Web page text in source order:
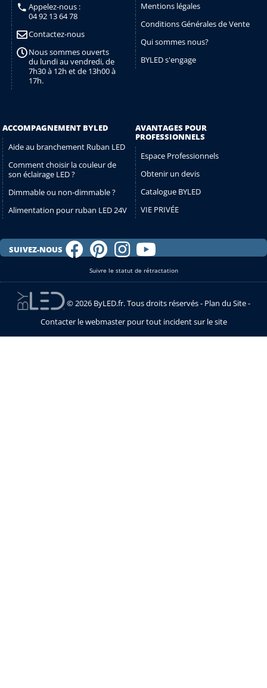
Appelez-nous :
04 92 13 64 78
Contactez-nous
Nous sommes ouverts
du lundi au vendredi, de
7h30 à 12h et de 13h00 à
17h.
Mentions légales
Conditions Générales de Vente
Qui sommes nous?
BYLED s'engage
ACCOMPAGNEMENT BYLED
Aide au branchement Ruban LED
Comment choisir la couleur de
son éclairage LED ?
Dimmable ou non-dimmable ?
Alimentation pour ruban LED 24V
AVANTAGES POUR
PROFESSIONNELS
Espace Professionnels
Obtenir un devis
Catalogue BYLED
VIE PRIVÉE
SUIVEZ-NOUS
Suivre le statut de rétractation
© 2026 ByLED.fr. Tous droits réservés - Plan du Site-
Contacter le webmaster pour tout incident sur le site